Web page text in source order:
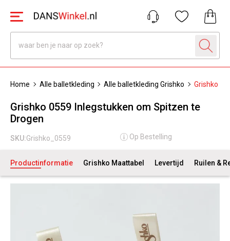
Home Alle balletkleding Alle balletkleding Grishko Grishko
Grishko 0559 Inlegstukken om Spitzen te
Drogen
SKU:Grishko_0559 Op Bestelling
Productinformatie Grishko Maattabel Levertijd Ruilen &